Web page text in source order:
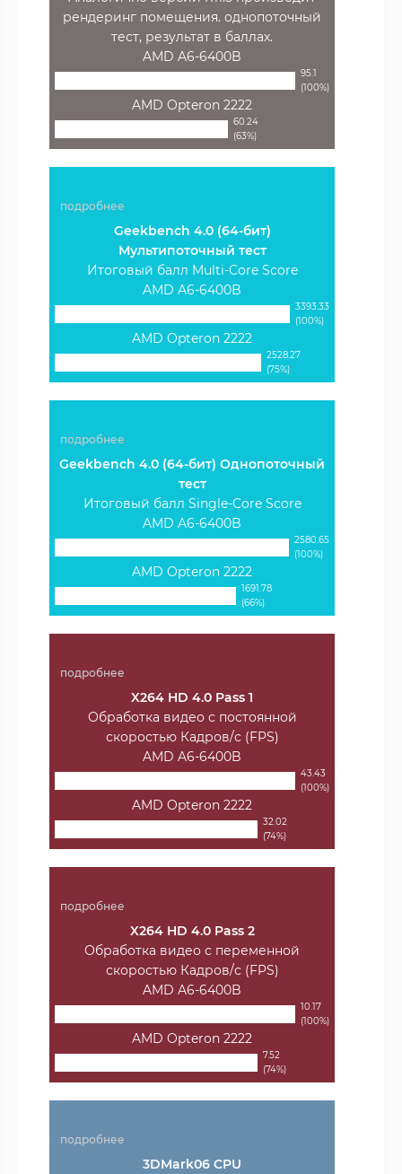
рендеринг помещения. однопоточный
тест, результат в баллах.
AMD A6-6400B
95.1
(100%)
AMD Opteron 2222
60.24
(63%)
подробнее
Geekbench 4.0 (64-бит)
Мультипоточный тест
Итоговый балл Multi-Core Score
AMD A6-6400B
3393.33
(100%)
AMD Opteron 2222
2528.27
(75%)
подробнее
Geekbench 4.0 (64-бит) Однопоточный
тест
Итоговый балл Single-Core Score
AMD A6-6400B
2580.65
(100%)
AMD Opteron 2222
1691.78
(66%)
подробнее
X264 HD 4.0 Pass 1
Обработка видео с постоянной
скоростью Кадров/с (FPS)
AMD A6-6400B
43.43
(100%)
AMD Opteron 2222
32.02
(74%)
подробнее
X264 HD 4.0 Pass 2
Обработка видео с переменной
скоростью Кадров/с (FPS)
AMD A6-6400B
10.17
(100%)
AMD Opteron 2222
7.52
(74%)
подробнее
3DMark06 CPU